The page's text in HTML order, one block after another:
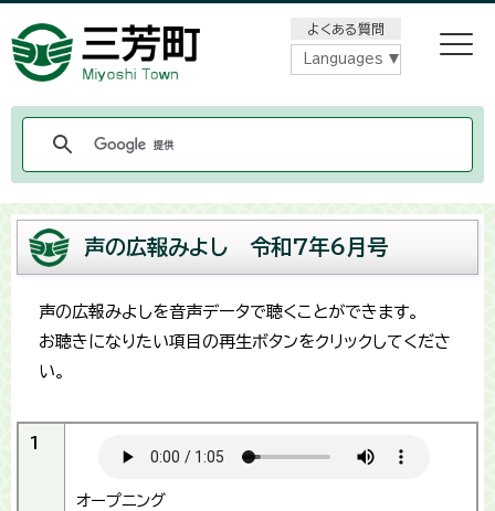
よくある質問
Languages
声の広報みよし 令和7年6月号
声の広報みよしを音声データで聴くことができます。
お聴きになりたい項目の再生ボタンをクリックしてくださ
い。
1
オープニング